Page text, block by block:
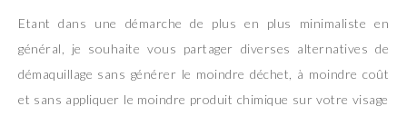
Etant dans une démarche de plus en plus minimaliste en
général, je souhaite vous partager diverses alternatives de
démaquillage sans générer le moindre déchet, à moindre coût
et sans appliquer le moindre produit chimique sur votre visage